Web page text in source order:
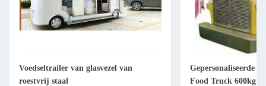
Voedseltrailer van glasvezel van
roestvrij staal
Gepersonaliseerde
Food Truck 600kg